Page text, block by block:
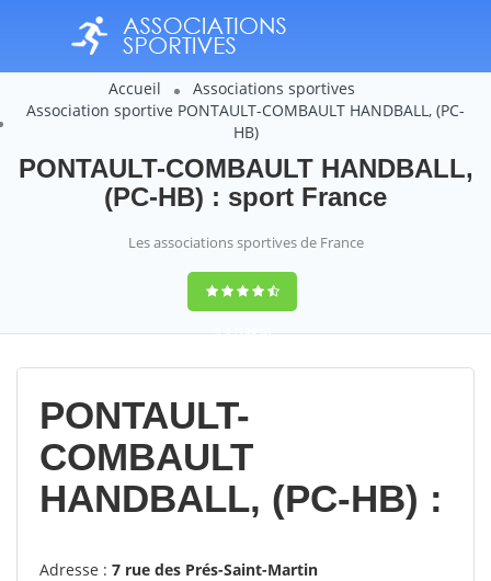
Accueil
Associations sportives
Association sportive PONTAULT-COMBAULT HANDBALL, (PC-
HB)
PONTAULT-COMBAULT HANDBALL,
(PC-HB) : sport France
Les associations sportives de France
9,4(100%)
14358votes
PONTAULT-
COMBAULT
HANDBALL, (PC-HB) :
Adresse : 7 rue des Prés-Saint-Martin